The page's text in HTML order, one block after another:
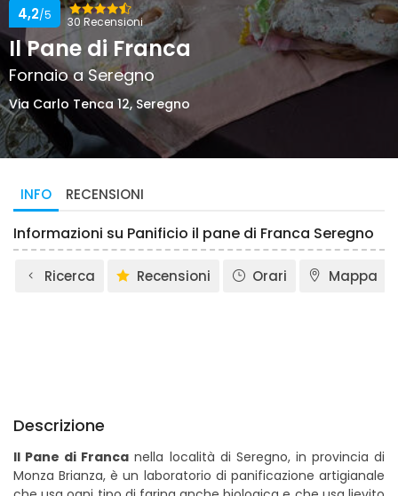
30 Recensioni
4,2/5
Il Pane di Franca
Fornaio a Seregno
Via Carlo Tenca 12, Seregno
INFO RECENSIONI
Informazioni su Panificio il pane di Franca Seregno
Ricerca Recensioni Orari Mappa
Descrizione
Il Pane di Franca nella località di Seregno, in provincia di
Monza Brianza, è un laboratorio di panificazione artigianale